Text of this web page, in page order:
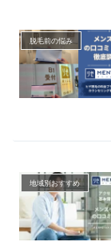
脱毛前の悩み
地域別おすすめ